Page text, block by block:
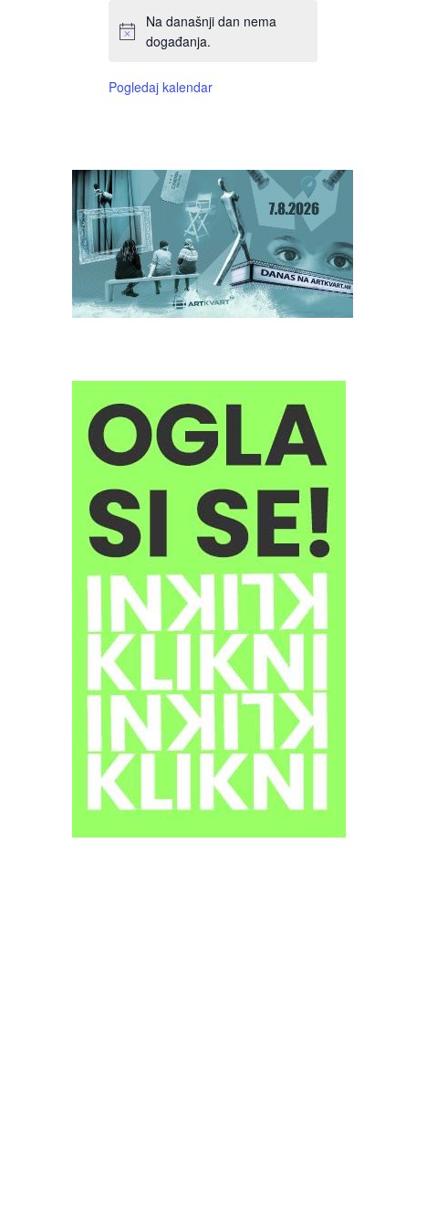
Na današnji dan nema
događanja.
Pogledaj kalendar